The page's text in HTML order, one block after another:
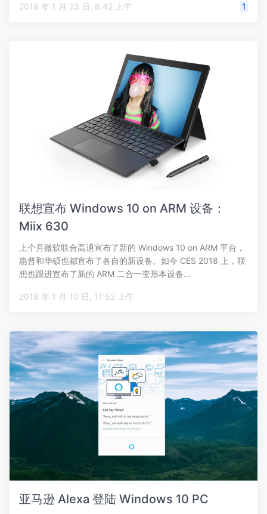
2018 年 1 月 23 日, 8:42 上午 1
联想宣布 Windows 10 on ARM 设备：
Miix 630
上个月微软联合高通宣布了新的 Windows 10 on ARM 平台，
惠普和华硕也都宣布了各自的新设备。如今 CES 2018 上，联
想也跟进宣布了新的 ARM 二合一变形本设备…
2018 年 1 月 10 日, 11:52 上午
亚马逊 Alexa 登陆 Windows 10 PC